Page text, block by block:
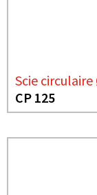
Scie
CP 125